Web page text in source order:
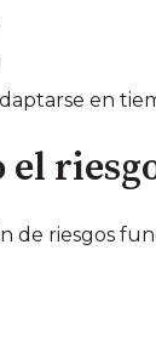
en
de riesgos